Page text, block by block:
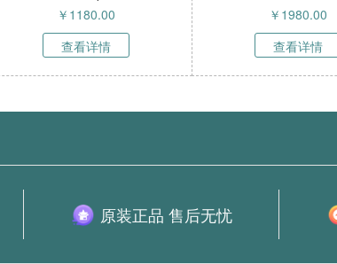
￥ 1180.00
查看详情
￥ 1980.00
查看详情
原装正品 售后无忧